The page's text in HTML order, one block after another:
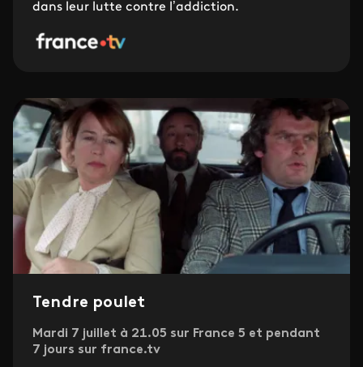
dans leur lutte contre l’addiction.
Tendre poulet
Mardi 7 juillet à 21.05 sur France 5 et pendant
7 jours sur france.tv